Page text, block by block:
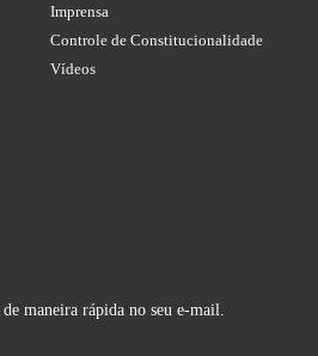
Imprensa
Controle de Constitucionalidade
Vídeos
maneira rápida no seu e-mail.